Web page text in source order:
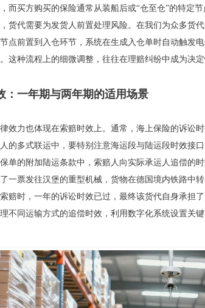
而买方购买的保险通常从装船后或“仓至仓”的特定
货代需要为发货人前置处理风险。在我们为众多货
节点前置到入仓环节，系统在生成入仓单时自动触发
这种流程上的细微调整，往往在理赔纠纷中成为决定
：一年期与两年期的适用场景
效力也体现在索赔时效上。通常，海上保险的诉讼
的多式联运中，要特别注意海运段与陆运段时效接
单的附加陆运条款中，索赔人向实际承运人追偿的
一票发往汉堡的重型机械，货物在德国境内铁路中
赔时，一年的诉讼时效已过，最终该货代自身承担
不同运输方式的追偿时效，利用数字化系统设置关